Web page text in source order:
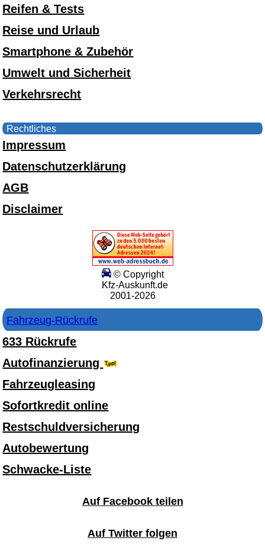
Reifen & Tests
Reise und Urlaub
Smartphone & Zubehör
Umwelt und Sicherheit
Verkehrsrecht
Rechtliches
Impressum
Datenschutzerklärung
AGB
Disclaimer
© Copyright
Kfz-Auskunft.de
2001-2026
Fahrzeug-Rückrufe
633 Rückrufe
Autofinanzierung
Fahrzeugleasing
Sofortkredit online
Restschuldversicherung
Autobewertung
Schwacke-Liste
Auf Facebook teilen
Auf Twitter folgen